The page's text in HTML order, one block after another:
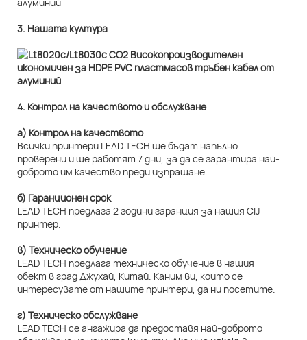
3. Нашата култура
4. Контрол на качеството и обслужване
а) Контрол на качеството
Всички принтери LEAD TECH ще бъдат напълно
проверени и ще работят 7 дни, за да се гарантира най-
доброто им качество преди изпращане.
б) Гаранционен срок
LEAD TECH предлага 2 години гаранция за нашия CIJ
принтер.
в) Техническо обучение
LEAD TECH предлага техническо обучение в нашия
обект в град Джухай, Китай. Каним ви, които се
интересувате от нашите принтери, да ни посетите.
г) Техническо обслужване
LEAD TECH се ангажира да предоставя най-доброто